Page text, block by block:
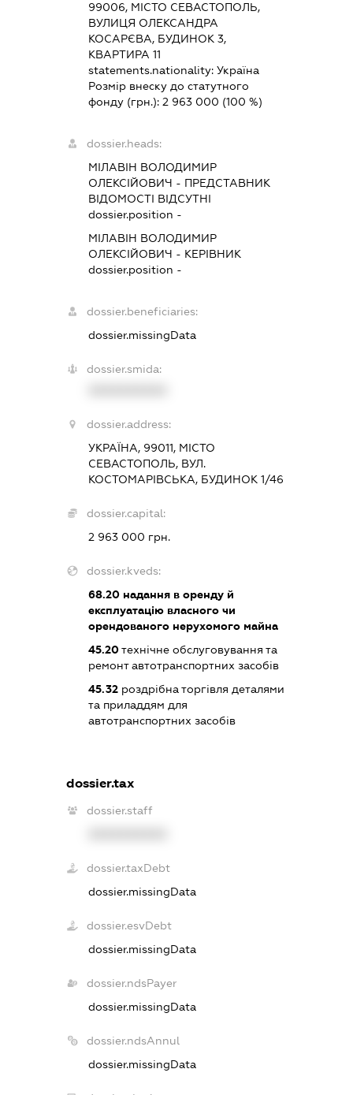
99006, МІСТО СЕВАСТОПОЛЬ,
ВУЛИЦЯ ОЛЕКСАНДРА
КОСАРЄВА, БУДИНОК 3,
КВАРТИРА 11
statements.nationality:Україна
Розмір внеску до статутного
фонду (грн.):2 963 000 (100 %)
dossier.heads:
МІЛАВІН ВОЛОДИМИР
ОЛЕКСІЙОВИЧ - ПРЕДСТАВНИК
ВІДОМОСТІ ВІДСУТНІ
dossier.position -
МІЛАВІН ВОЛОДИМИР
ОЛЕКСІЙОВИЧ - КЕРІВНИК
dossier.position -
dossier.beneficiaries:
dossier.missingData
dossier.smida:
dossier.address:
УКРАЇНА, 99011, МІСТО
СЕВАСТОПОЛЬ, ВУЛ.
КОСТОМАРІВСЬКА, БУДИНОК 1/46
dossier.capital:
2 963 000 грн.
dossier.kveds:
68.20 надання в оренду й
експлуатацію власного чи
орендованого нерухомого майна
45.20технічне обслуговування та
ремонт автотранспортних засобів
45.32 роздрібна торгівля деталями
та приладдям для
автотранспортних засобів
dossier.tax
dossier.staff
dossier.taxDebt
dossier.missingData
dossier.esvDebt
dossier.missingData
dossier.ndsPayer
dossier.missingData
dossier.ndsAnnul
dossier.missingData